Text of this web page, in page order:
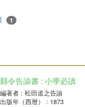
1
縣令告諭書 : 小學必讀
編著者 : 松田道之告諭
出版年（西暦）
: 1873